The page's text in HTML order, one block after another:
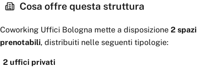
Cosa offre questa struttura
Coworking Uffici Bologna mette a disposizione 2 spazi
prenotabili, distribuiti nelle seguenti tipologie:
2 uffici privati